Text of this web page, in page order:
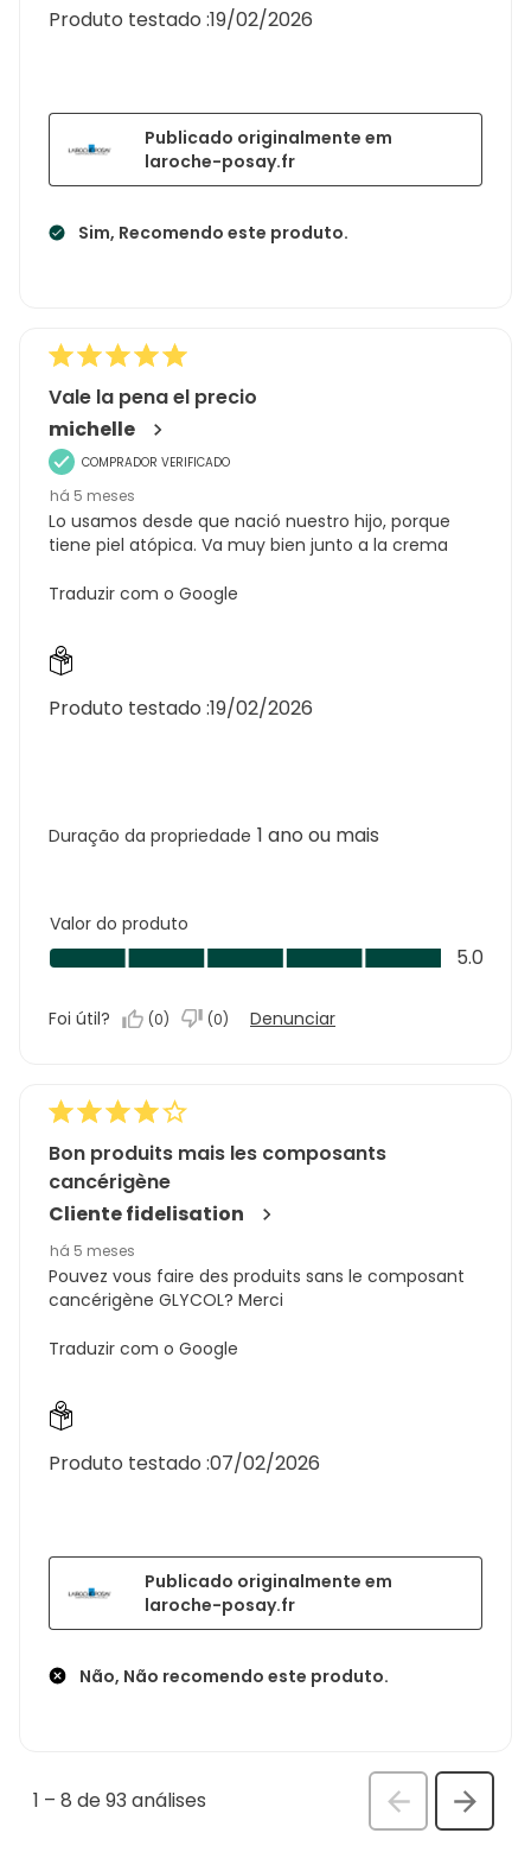
Sim, Recomendo este produto.
Produto testado :19/02/2026
Publicado originalmente em
laroche-posay.fr
Vale la pena el precio
michelle
COMPRADOR VERIFICADO
há 5 meses
Lo usamos desde que nació nuestro hijo, porque
tiene piel atópica. Va muy bien junto a la crema
Traduzir com o Google
Duração da propriedade 1 ano ou mais
Produto testado :19/02/2026
Valor do produto
Valor
do
5.0
5.0
Foi útil? (0) (0) Denunciar
Bon produits mais les composants
cancérigène
Cliente fidelisation
há 5 meses
Pouvez vous faire des produits sans le composant
cancérigène GLYCOL? Merci
Traduzir com o Google
Não, Não recomendo este produto.
Produto testado :07/02/2026
Publicado originalmente em
laroche-posay.fr
1 – 8 de 93 análises
Anterior